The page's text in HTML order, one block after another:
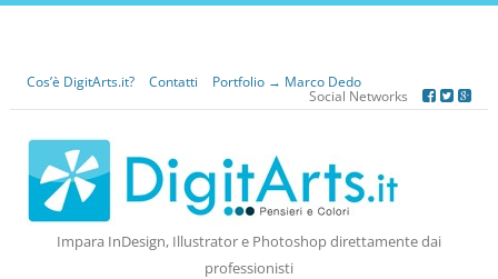
Cos’è DigitArts.it? Contatti
Portfolio → Marco Dedo
Social Networks
Impara InDesign, Illustrator e Photoshop direttamente dai
professionisti